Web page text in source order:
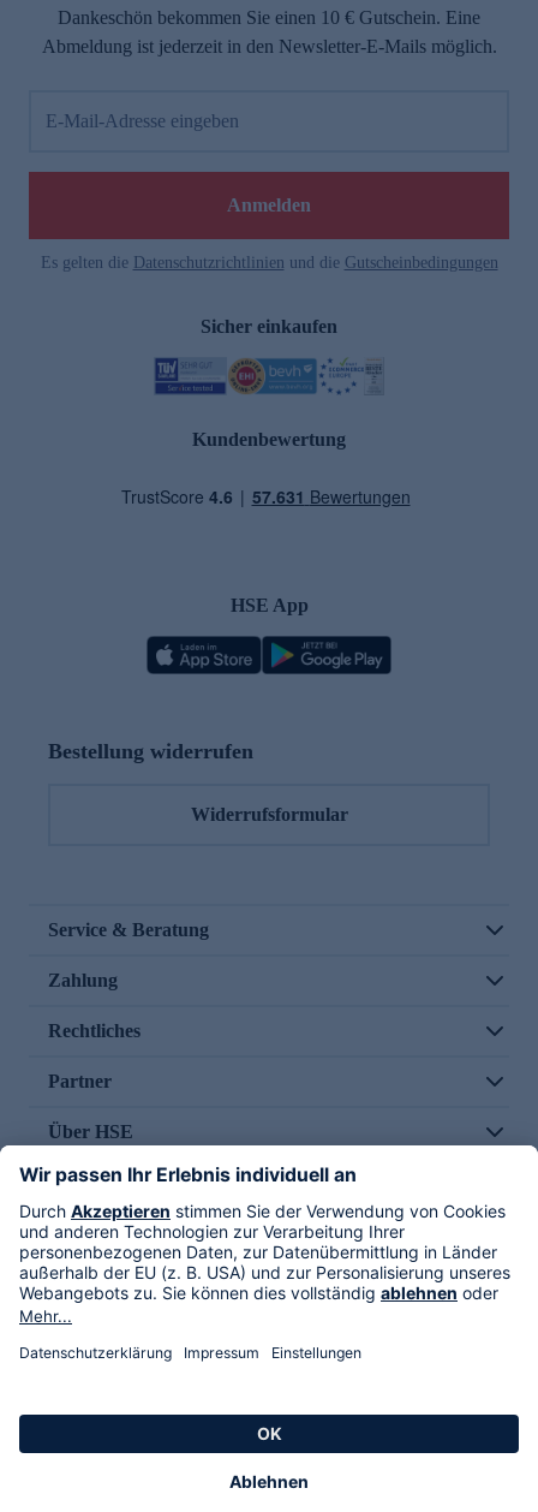
Dankeschön bekommen Sie einen 10 € Gutschein. Eine
Abmeldung ist jederzeit in den Newsletter-E-Mails möglich.
E-Mail-Adresse eingeben
Anmelden
Es gelten die Datenschutzrichtlinien und die Gutscheinbedingungen
Sicher einkaufen
Kundenbewertung
HSE App
Bestellung widerrufen
Widerrufsformular
Service & Beratung
Zahlung
Rechtliches
Partner
Über HSE
Im TV
HSE International